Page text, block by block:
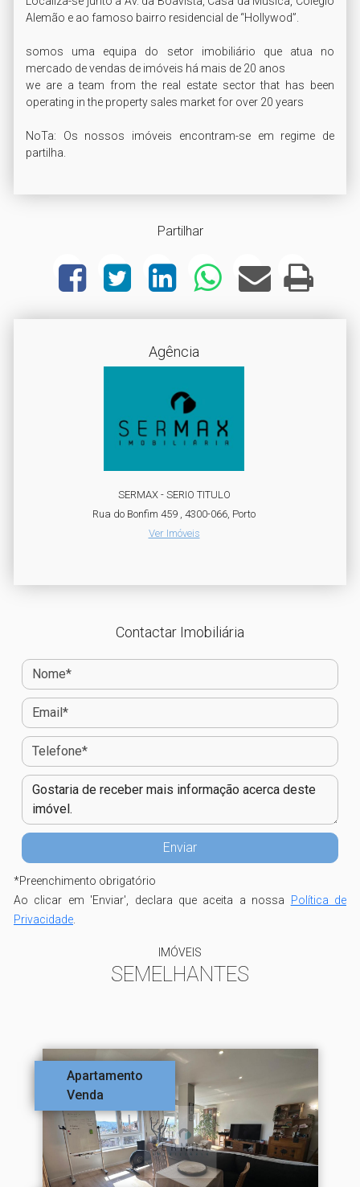
Partilhar
Agência
SERMAX - SERIO TITULO
Rua do Bonfim 459 , 4300-066, Porto
Ver Imóveis
Contactar Imobiliária
*Preenchimento obrigatório
Ao clicar em 'Enviar', declara que aceita a nossa Política de
Privacidade
Alemão e ao famoso bairro residencial de “Hollywod”.
somos uma equipa do setor imobiliário que atua no
mercado de vendas de imóveis há mais de 20 anos
we are a team from the real estate sector that has been
operating in the property sales market for over 20 years
NoTa: Os nossos imóveis encontram-se em regime de
partilha.
IMÓVEIS
SEMELHANTES
Apartamento
Venda